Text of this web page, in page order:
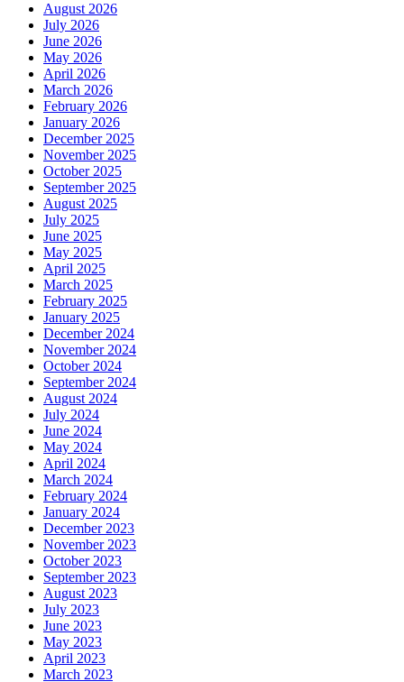
August 2026
July 2026
June 2026
May 2026
April 2026
March 2026
February 2026
January 2026
December 2025
November 2025
October 2025
September 2025
August 2025
July 2025
June 2025
May 2025
April 2025
March 2025
February 2025
January 2025
December 2024
November 2024
October 2024
September 2024
August 2024
July 2024
June 2024
May 2024
April 2024
March 2024
February 2024
January 2024
December 2023
November 2023
October 2023
September 2023
August 2023
July 2023
June 2023
May 2023
April 2023
March 2023